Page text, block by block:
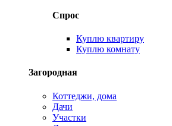
Спрос
Куплю квартиру
Куплю комнату
Загородная
Коттеджи, дома
Дачи
Участки